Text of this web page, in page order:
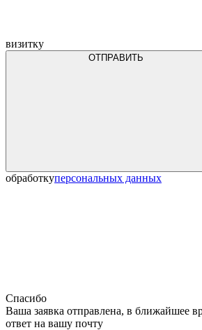
визитку
ОТПРАВИТЬ
обработкуперсональных данных
Спасибо
Ваша заявка отправлена, в ближайшее
ответ на вашу почту